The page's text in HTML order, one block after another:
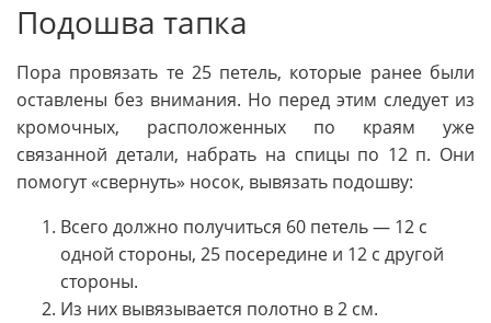
Подошва тапка
Пора провязать те 25 петель, которые ранее были
оставлены без внимания. Но перед этим следует из
кромочных, расположенных по краям уже
связанной детали, набрать на спицы по 12 п. Они
помогут «свернуть» носок, вывязать подошву:
Всего должно получиться 60 петель — 12 с
одной стороны, 25 посередине и 12 с другой
стороны.
Из них вывязывается полотно в 2 см.